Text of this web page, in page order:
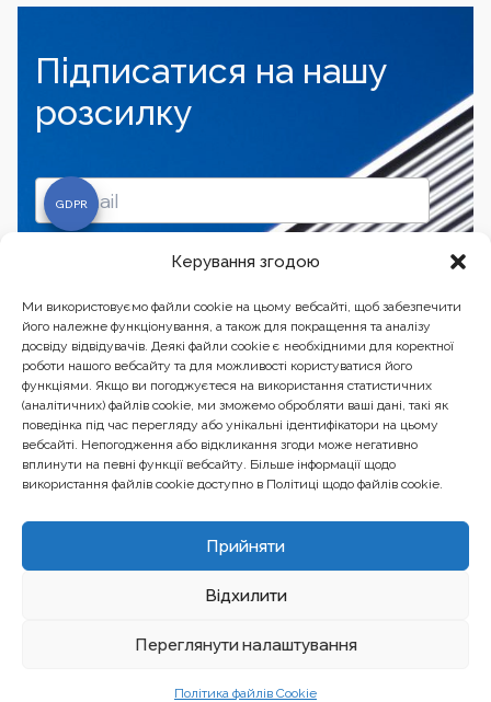
Керування згодою
Ми використовуємо файли cookie на цьому вебсайті, щоб забезпечити
його належне функціонування, а також для покращення та аналізу
досвіду відвідувачів. Деякі файли cookie є необхідними для коректної
роботи нашого вебсайту та для можливості користуватися його
функціями. Якщо ви погоджуєтеся на використання статистичних
(аналітичних) файлів cookie, ми зможемо обробляти ваші дані, такі як
поведінка під час перегляду або унікальні ідентифікатори на цьому
вебсайті. Непогодження або відкликання згоди може негативно
вплинути на певні функції вебсайту. Більше інформації щодо
використання файлів cookie доступно в Політиці щодо файлів cookie.
Прийняти
Відхилити
Переглянути налаштування
Політика файлів Cookie
Підписатися на нашу
розсилку
Підписатись
Бізнес-центр “Ренесанс” 01601, Україна, Київ, вул.
Бульварно-Кудрявська, 24
Вебсайт створений та обслуговується за фінансової підтримки
EU4PFM і не обов’язково відображає позицію Європейського Союзу.